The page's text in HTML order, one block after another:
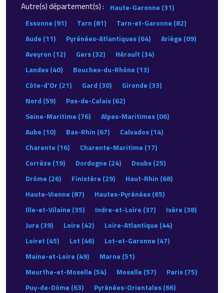
Autre(s) département(s) :
Haute-Garonne (31)
Essonne (91)
Tarn (81)
Tarn-et-Garonne (82)
Aude (11)
Pyrénées-Atlantiques (64)
Ariège (09)
Aveyron (12)
Gers (32)
Hérault (34)
Landes (40)
Bouches-du-Rhône (13)
Côte-d'Or (21)
Gard (30)
Gironde (33)
Nord (59)
Pas-de-Calais (62)
Seine-Maritime (76)
Alpes-Maritimes (06)
Aube (10)
Bas-Rhin (67)
Calvados (14)
Charente (16)
Charente-Maritime (17)
Corrèze (19)
Dordogne (24)
Doubs (25)
Drôme (26)
Finistère (29)
Haut-Rhin (68)
Haute-Vienne (87)
Hautes-Pyrénées (65)
Ille-et-Vilaine (35)
Indre-et-Loire (37)
Isère (38)
Jura (39)
Loire (42)
Loire-Atlantique (44)
Loiret (45)
Lot (46)
Lot-et-Garonne (47)
Maine-et-Loire (49)
Marne (51)
Meurthe-et-Moselle (54)
Moselle (57)
Paris (75)
Puy-de-Dôme (63)
Pyrénées-Orientales (66)